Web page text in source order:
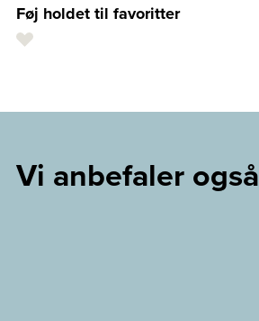
Føj holdet til favoritter
Vi anbefaler også